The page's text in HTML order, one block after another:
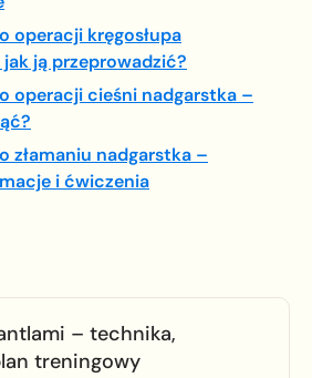
operacji kręgosłupa
ją przeprowadzić?
operacji cieśni nadgarstka –
złamaniu nadgarstka –
i ćwiczenia
– technika,
treningowy